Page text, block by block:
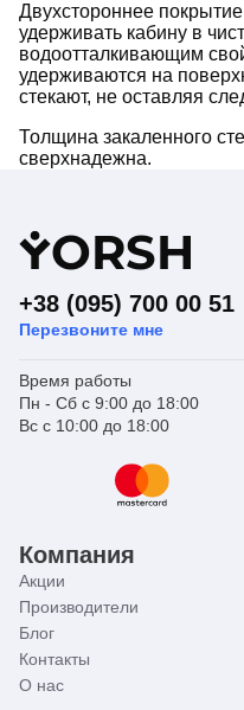
Двухстороннее
удерживать кабину в
водоотталкивающим
удерживаются на
стекают, не оставляя
Толщина закаленного
сверхнадежна.
YORSH
+38 (095) 700 00 51
Перезвоните мне
Время работы
Пн - Сб с 9:00 до 18:00
Вс с 10:00 до 18:00
Компания
Акции
Производители
Блог
Контакты
О нас